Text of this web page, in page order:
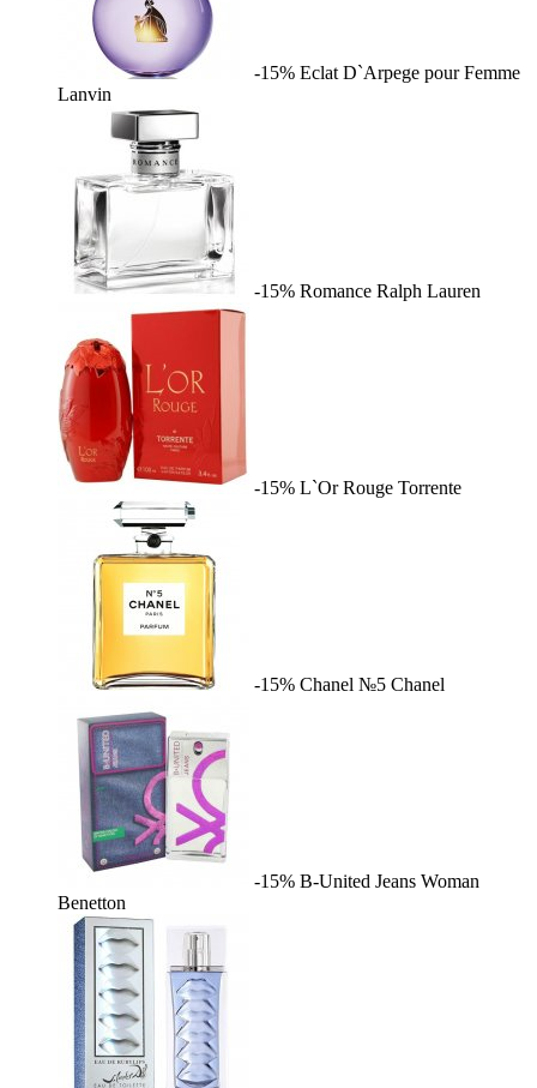
-15% Eclat D`Arpege pour Femme
Lanvin
-15% Romance Ralph Lauren
-15% L`Or Rouge Torrente
-15% Chanel №5 Chanel
-15% B-United Jeans Woman
Benetton